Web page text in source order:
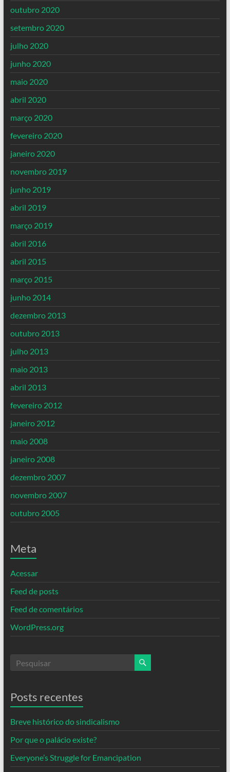
outubro 2020
setembro 2020
julho 2020
junho 2020
maio 2020
abril 2020
março 2020
fevereiro 2020
janeiro 2020
novembro 2019
junho 2019
abril 2019
março 2019
abril 2016
abril 2015
março 2015
junho 2014
dezembro 2013
outubro 2013
julho 2013
maio 2013
abril 2013
fevereiro 2012
janeiro 2012
maio 2008
janeiro 2008
dezembro 2007
novembro 2007
outubro 2005
Meta
Acessar
Feed de posts
Feed de comentários
WordPress.org
Posts recentes
Breve histórico do sindicalismo
Por que o palácio existe?
Everyone’s Struggle for Emancipation